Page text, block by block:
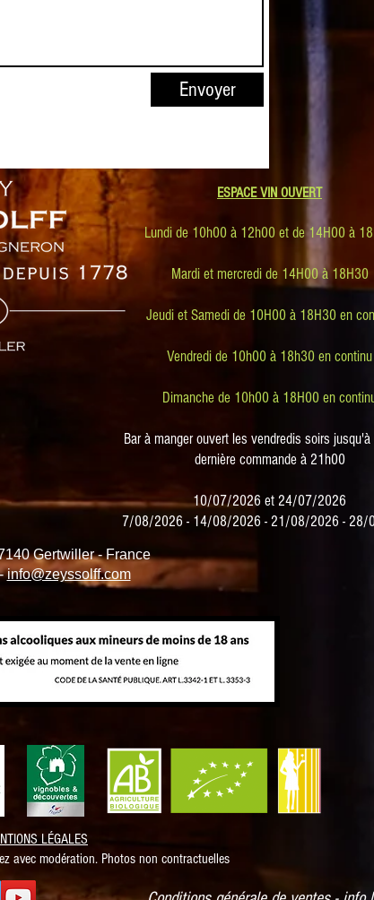
Envoyer
​ESPACE VIN OUVERT​
Lundi de 10h00 à 12h00 et de 14H00 à
Mardi et mercredi de 14H00 à 18H30
Jeudi et Samedi de 10H00 à 18H30 en
Vendredi de 10h00 à 18h30 en continu
Dimanche de 10h00 à 18H00 en
Bar à manger ouvert les vendredis soirs
dernière commande à 21h00
10/07/2026 et 24/07/2026
7/08/2026 - 14/08/2026 - 21/08/2026 - 28/
Gertwiller - France
info@zeyssolff.com
LÉGALES
avec modération. Photos non contractuelles